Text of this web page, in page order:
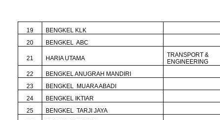
19
BENGKEL KLK
20
BENGKEL ABC
21 HARIA UTAMA
TRANSPORT &
ENGINEERING
22
BENGKEL ANUGRAH MANDIRI
23
BENGKEL MUARA ABADI
24
BENGKEL IKTIAR
25
BENGKEL TARJI JAYA